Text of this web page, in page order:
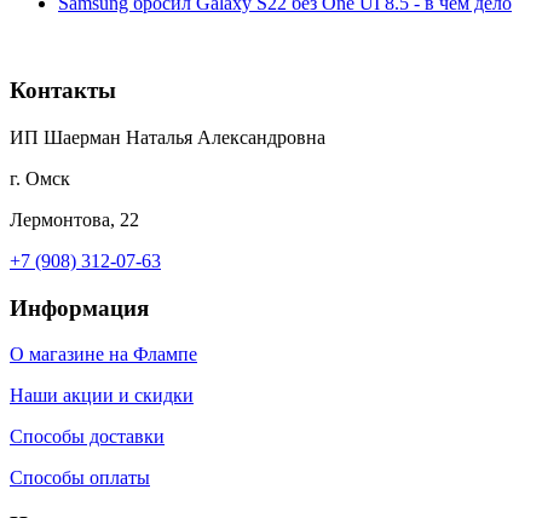
Контакты
ИП Шаерман Наталья Александровна
г. Омск
Лермонтова, 22
+7 (908) 312-07-63
Информация
О магазине на Флампе
Наши акции и скидки
Способы доставки
Способы оплаты